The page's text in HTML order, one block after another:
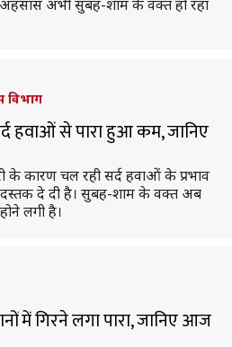
अहसास अभी सुबह-शाम के वक्त हो रहा
विभाग
हवाओं से पारा हुआ कम, जानिए
के कारण चल रही सर्द हवाओं के प्रभाव
दस्तक दे दी है। सुबह-शाम के वक्त अब
लगी है।
में गिरने लगा पारा, जानिए आज